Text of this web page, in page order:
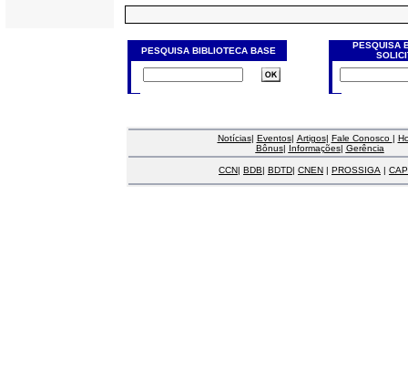
PESQUISA BIBLIOTECA BASE
PESQUISA
Notícias| Eventos| Artigos| Fale Conosco |
Bônus| Informações| Gerência
CCN| BDB| BDTD| CNEN | PROSSIGA |